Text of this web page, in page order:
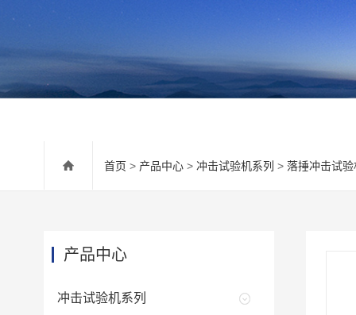
首页 > 产品中心 > 冲击试验机系列 > 落捶冲击试验
产品中心
冲击试验机系列